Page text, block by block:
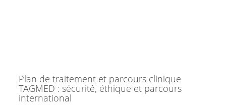
Plan de traitement et parcours clinique
TAGMED : sécurité, éthique et parcours
international